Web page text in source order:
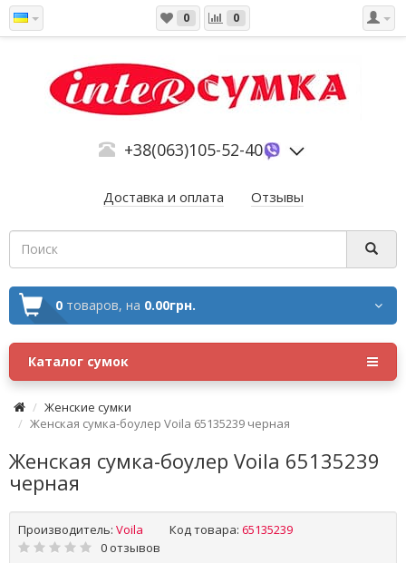
0 0
+38(063)105-52-40
Доставка и оплата Отзывы
0 товаров, на 0.00грн.
Каталог сумок
Женские сумки
Женская сумка-боулер Voila 65135239 черная
Женская сумка-боулер Voila 65135239
черная
Производитель: Voila Код товара: 65135239
0 отзывов